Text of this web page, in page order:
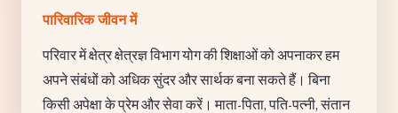
पारिवारिक जीवन में
परिवार में क्षेत्र क्षेत्रज्ञ विभाग योग की शिक्षाओं को अपनाकर हम
अपने संबंधों को अधिक सुंदर और सार्थक बना सकते हैं। बिना
किसी अपेक्षा के प्रेम और सेवा करें। माता-पिता, पति-पत्नी, संतान